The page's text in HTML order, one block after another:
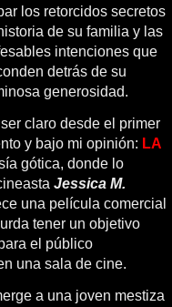
los retorcidos secretos
de su familia y las
intenciones que
detrás de su
generosidad.
claro desde el primer
y bajo mi opinión: LA
gótica, donde lo
Jessica M.
una película comercial
tener un objetivo
el público
una sala de cine.
a una joven mestiza